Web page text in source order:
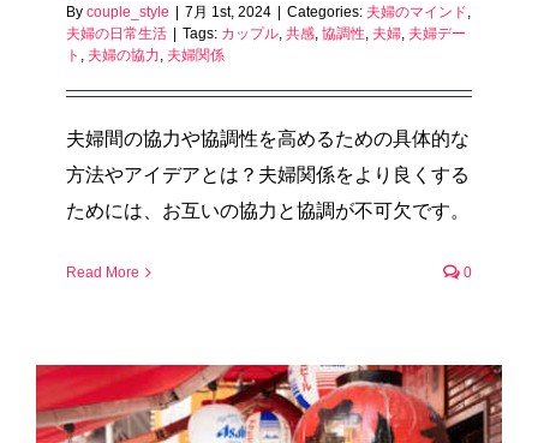
By couple_style 7月 1st, 2024 Categories: 夫婦のマインド,
夫婦の日常生活
Tags: カップル, 共感, 協調性, 夫婦, 夫婦デー
ト , 夫婦の協力, 夫婦関係
夫婦間の協力や協調性を高めるための具体的な
方法やアイデアとは？夫婦関係をより良くする
ためには、お互いの協力と協調が不可欠です。
Read More 0